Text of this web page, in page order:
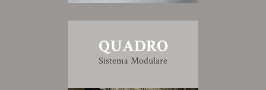
QUADRO
Sistema Modulare